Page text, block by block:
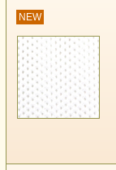
NEW